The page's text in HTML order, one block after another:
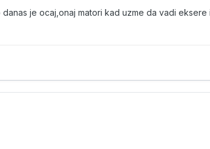
je ocaj,onaj matori kad uzme da vadi